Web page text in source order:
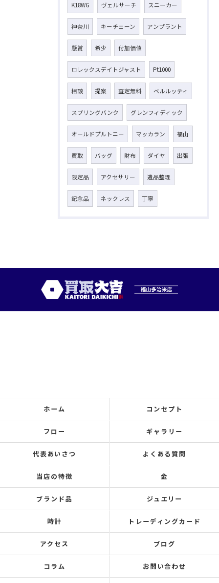
K18WG ヴェルサーチ スニーカー
神奈川 キーチェーン アンプラント
懸賞 希少 付加価値
ロレックスデイトジャスト Pt1000
相談 提案 査定無料 ベルルッティ
スプリングバンク グレンフィディック
オールドプルトニー マッカラン 福山
買取 バッグ 財布 ダイヤ 出張
限定品 アクセサリー 遺品整理
記念品 ネックレス 丁寧
ホーム コンセプト
フロー ギャラリー
代表あいさつ よくある質問
当店の特徴 金
ブランド品 ジュエリー
時計 トレーディングカード
アクセス ブログ
コラム お問い合わせ